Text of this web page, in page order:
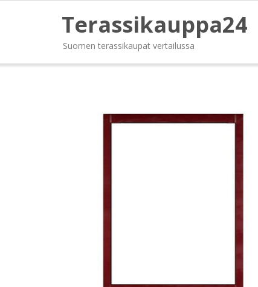
Terassikauppa24
Suomen terassikaupat vertailussa